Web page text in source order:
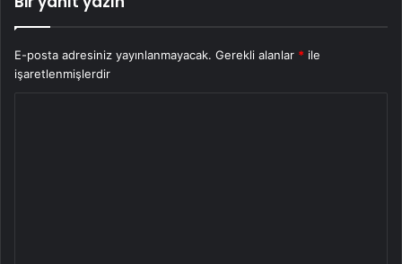
E-posta adresiniz yayınlanmayacak. Gerekli alanlar * ile
işaretlenmişlerdir